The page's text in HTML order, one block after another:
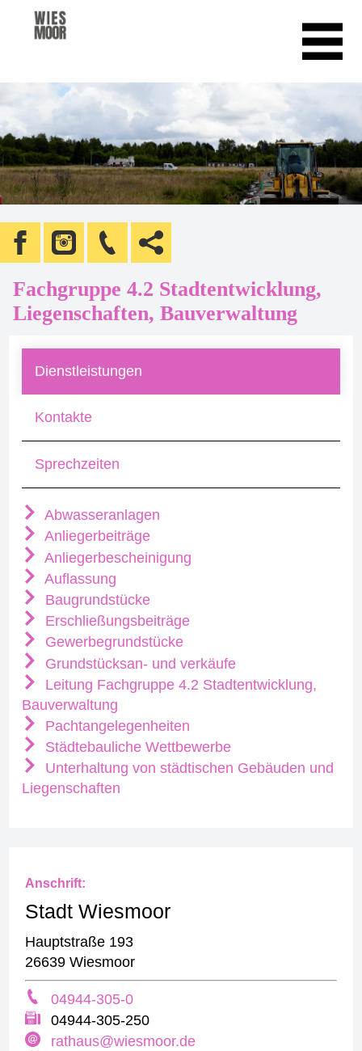
Fachgruppe 4.2 Stadtentwicklung,
Liegenschaften, Bauverwaltung
Dienstleistungen
Kontakte
Sprechzeiten
Abwasseranlagen
Anliegerbeiträge
Anliegerbescheinigung
Auflassung
Baugrundstücke
Erschließungsbeiträge
Gewerbegrundstücke
Grundstücksan- und verkäufe
Leitung Fachgruppe 4.2 Stadtentwicklung,
Bauverwaltung
Pachtangelegenheiten
Städtebauliche Wettbewerbe
Unterhaltung von städtischen Gebäuden und
Liegenschaften
Anschrift:
Stadt Wiesmoor
Hauptstraße 193
26639 Wiesmoor
04944-305-0
04944-305-250
rathaus@wiesmoor.de